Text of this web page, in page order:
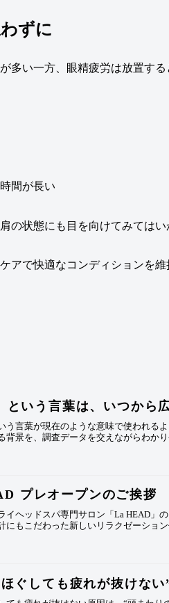
ずに
多い一方、眼精疲労は放置す
間が長い
の状態にも目を向けてみてはい
アで快適なコンディションを維
という言葉は、いつから
う言葉が現在のような意味で使われる
背景を、調査データを交えながらわかり
プレオープンのご挨拶
イヘッドスパ専門サロン「La HEAD」
にもこだわった新しいリラクゼーション
ぐしても疲れが抜けない